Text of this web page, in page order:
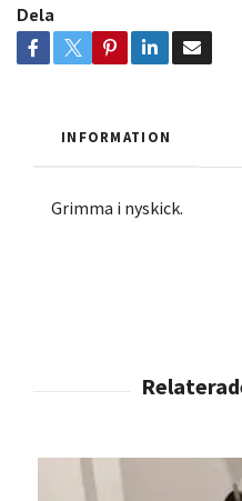
Dela
INFORMATION
Grimma i nyskick.